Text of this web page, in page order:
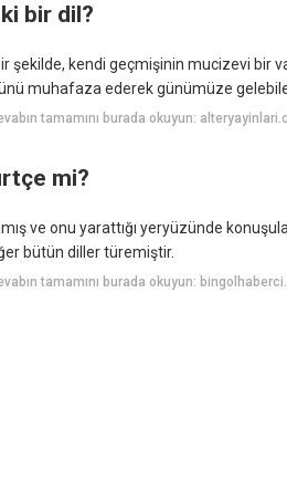
bir dil?
şekilde, kendi geçmişinin mucizevi bir
muhafaza ederek günümüze
tamamını burada okuyun:
mi?
ve onu yarattığı yeryüzünde
bütün diller türemiştir.
tamamını burada okuyun: